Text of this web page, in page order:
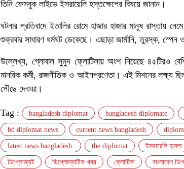
তিনি ফেসবুক লাইভে ইসরায়েলি হস্তক্ষেপের বিষয়ে জানান।
ঘটনার প্রতিবাদে ইতালির রোমে হাজার হাজার মানুষ রাস্তায়
শুক্রবার সাধারণ ধর্মঘট ডেকেছে। এছাড়া জার্মানি, তুরস্ক,
উল্লেখ্য, গ্লোবাল সুমুদ ফ্লোটিলায় অংশ নিয়েছে ৪৫টিরও
মানবিক কর্মী, রাজনীতিক ও আইনপ্রণেতা। এই মিশনের লক্ষ্য
পৌঁছে দেওয়া।
Tag : bangladesh diplomat bangladesh diplomate
bd diplomat news current news bangladesh
latest news bangladesh. the diplomat ইসরায়েলি হামলা
ডিপ্লোম্যাট ডিপ্লোম্যাটিক খবর ফ্লোটিলা বাংলাদেশ